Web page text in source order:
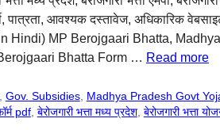
पात्रता, आवश्यक दस्तावेज, अधिकारिक
Hindi) MP Berojgaari Bhatta,
Bhatta Form … Read more
Gov. Subsidies, Madhya Pradesh Govt
pdf, बेरोजगारी भत्ता मध्य प्रदेश, बेरोजगारी भत्ता